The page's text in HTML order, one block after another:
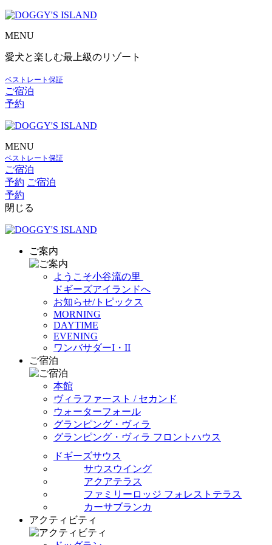
MENU
愛犬と楽しむ最上級のリゾート
ベストレート保証
ご宿泊
予約
MENU
ベストレート保証
ご宿泊
予約 ご宿泊
予約
閉じる
ご案内
ようこそ小谷流の里
ドギーズアイランドへ
お知らせ/トピックス
MORNING
DAYTIME
EVENING
ワンバサダーI・II
ご宿泊
本館
ヴィラファースト / セカンド
ウォーターフォール
グランピング・ヴィラ
グランピング・ヴィラ フロントハウス
ドギーズサウス
サウスウイング
アクアテラス
ファミリーロッジ フォレストテラス
カーサブランカ
アクティビティ